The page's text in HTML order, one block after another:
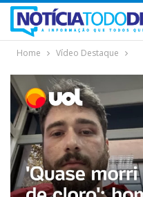
Home Vídeo Destaque